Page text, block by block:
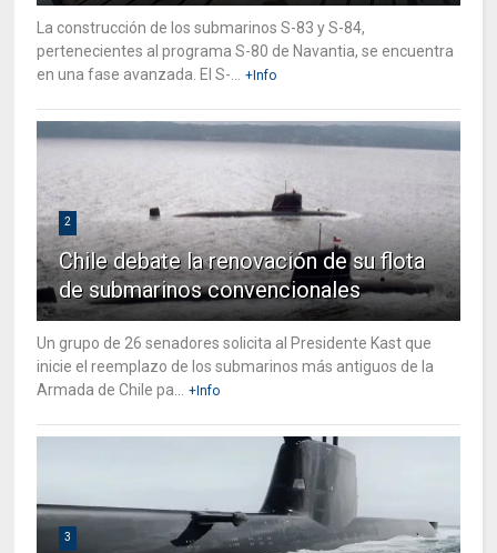
La construcción de los submarinos S-83 y S-84,
pertenecientes al programa S-80 de Navantia, se encuentra
en una fase avanzada. El S-...
+Info
2
Chile debate la renovación de su flota
de submarinos convencionales
Un grupo de 26 senadores solicita al Presidente Kast que
inicie el reemplazo de los submarinos más antiguos de la
Armada de Chile pa...
+Info
3